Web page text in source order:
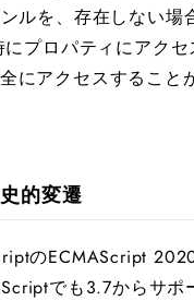
ルを、存在しない場
にプロパティにアク
にアクセスすること
的変遷
のECMAScript
でも3.7からサポ